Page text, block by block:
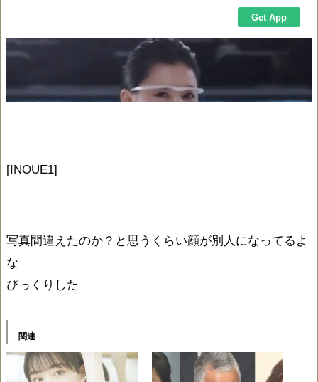
[INOUE1]
写真間違えたのか？と思うくらい顔が別人になってるよ
な
びっくりした
関連